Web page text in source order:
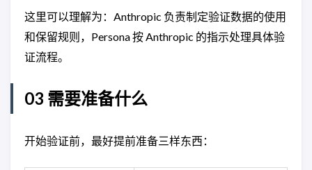
这里可以理解为：Anthropic 负责制定验证数据的使用
和保留规则，Persona 按 Anthropic 的指示处理具体验
证流程。
03 需要准备什么
开始验证前，最好提前准备三样东西：